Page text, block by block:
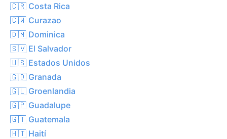
🇨🇷 Costa Rica
🇨🇼 Curazao
🇩🇲 Dominica
🇸🇻 El Salvador
🇺🇸 Estados Unidos
🇬🇩 Granada
🇬🇱 Groenlandia
🇬🇵 Guadalupe
🇬🇹 Guatemala
🇭🇹 Haití